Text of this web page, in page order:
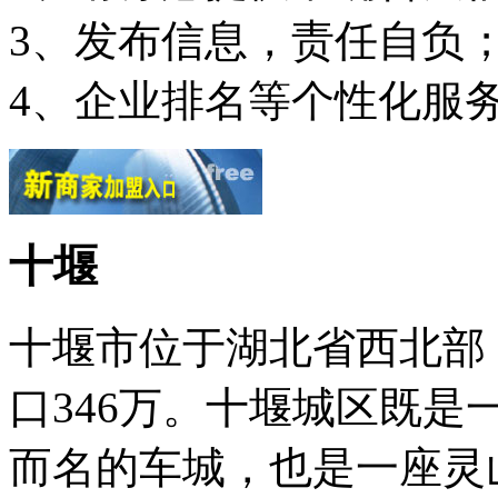
3、发布信息，责任自负
4、企业排名等个性化服
十堰
十堰市位于湖北省西北
口346万。十堰城区既是
而名的车城，也是一座